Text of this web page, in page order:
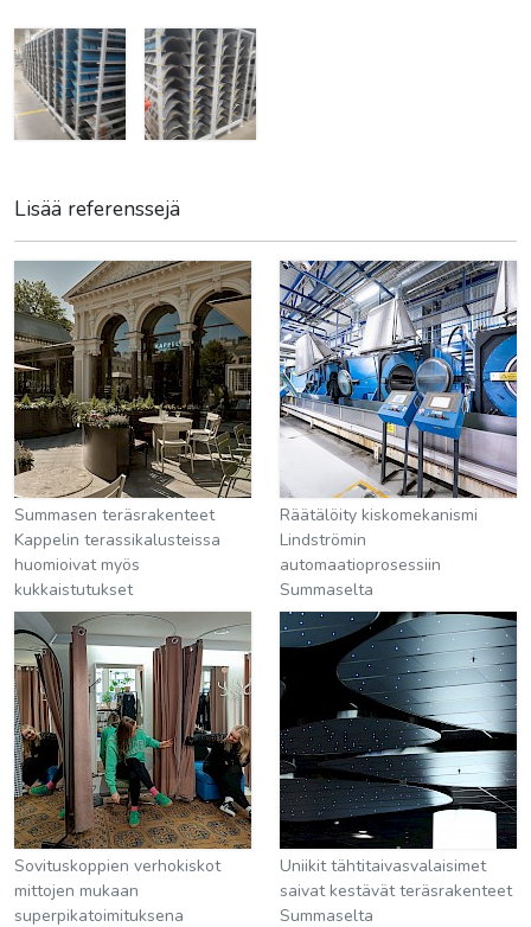
Lisää referenssejä
Summasen teräsrakenteet
Kappelin terassikalusteissa
huomioivat myös
kukkaistutukset
Räätälöity kiskomekanismi
Lindströmin
automaatioprosessiin
Summaselta
Sovituskoppien verhokiskot
mittojen mukaan
superpikatoimituksena
Uniikit tähtitaivasvalaisimet
saivat kestävät teräsrakenteet
Summaselta